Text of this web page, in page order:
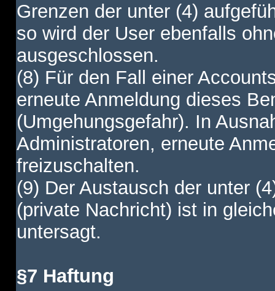
Grenzen der unter (4)
so wird der User ebenfalls
ausgeschlossen.
(8) Für den Fall einer
erneute Anmeldung dieses
(Umgehungsgefahr). In
Administratoren, erneute
freizuschalten.
(9) Der Austausch der unter
(private Nachricht) ist in
untersagt.
§7 Haftung